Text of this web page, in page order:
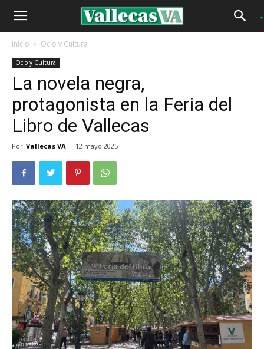
Inicio Ocio y Cultura
Ocio y Cultura
La novela negra,
protagonista en la Feria del
Libro de Vallecas
Por Vallecas VA - 12 mayo 2025